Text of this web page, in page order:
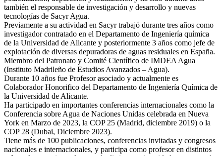
también el responsable de investigación y desarrollo y nuevas
tecnologías de Sacyr Agua.
Previamente a su actividad en Sacyr trabajó durante tres años como
investigador contratado en el Departamento de Ingeniería química
de la Universidad de Alicante y posteriormente 3 años como jefe de
explotación de diversas depuradoras de aguas residuales en España.
Miembro del Patronato y Comité Científico de IMDEA Agua
(Instituto Madrileño de Estudios Avanzados – Agua).
Durante 10 años fue Profesor asociado y actualmente es
Colaborador Honorifico del Departamento de Ingeniería Química de
la Universidad de Alicante.
Ha participado en importantes conferencias internacionales como la
Conferencia sobre Agua de Naciones Unidas celebrada en Nueva
York en Marzo de 2023, la COP 25 (Madrid, diciembre 2019) o la
COP 28 (Dubai, Diciembre 2023).
Tiene más de 100 publicaciones, conferencias invitadas y congresos
nacionales e internacionales, y participa como profesor en distintos